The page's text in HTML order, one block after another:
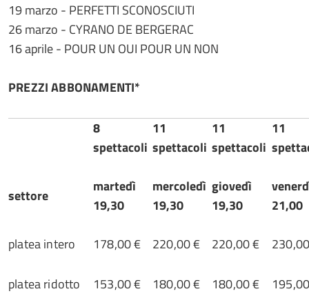
19 marzo - PERFETTI SCONOSCIUTI
26 marzo - CYRANO DE BERGERAC
16 aprile - POUR UN OUI POUR UN NON
PREZZI ABBONAMENTI*
8
spettacoli
11
spettacoli
11
spettacoli
11
settore
martedì
19,30
mercoledì
19,30
giovedì
19,30
21,00
platea intero 178,00 € 220,00 € 220,00 €
platea ridotto 153,00 € 180,00 € 180,00 €